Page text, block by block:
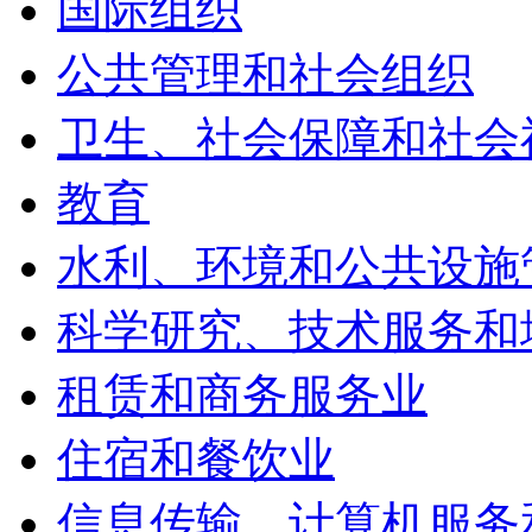
公共管理和社会组织
卫生、社会保障和社
教育
水利、环境和公共设
科学研究、技术服务
租赁和商务服务业
住宿和餐饮业